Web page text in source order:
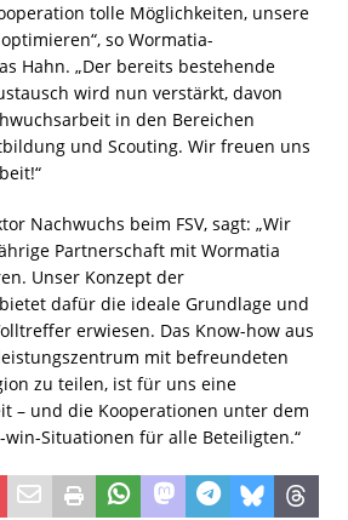
tolle Möglichkeiten, unsere
so Wormatia-
Hahn. „Der bereits bestehende
wird nun verstärkt, davon
in den Bereichen
und Scouting. Wir freuen uns
Nachwuchs beim FSV, sagt: „Wir
Partnerschaft mit Wormatia
Unser Konzept der
dafür die ideale Grundlage und
erwiesen. Das Know-how aus
mit befreundeten
zu teilen, ist für uns eine
– und die Kooperationen unter dem
win-Situationen für alle Beteiligten.“